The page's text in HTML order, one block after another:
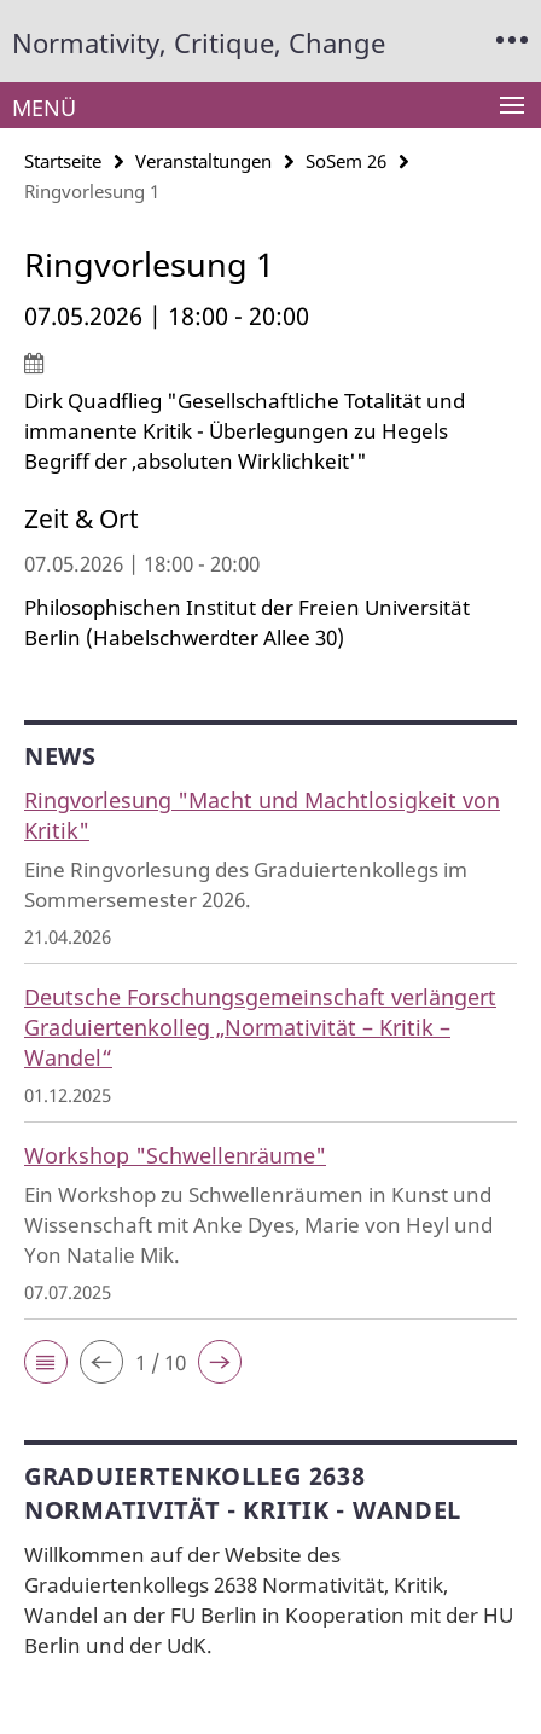
direkt
Inhalt
Normativity, Critique, Change
Service-
Navigation
MENÜ
Startseite Veranstaltungen
SoSem 26
Ringvorlesung 1
Ringvorlesung 1
07.05.2026 | 18:00 - 20:00
Dirk Quadflieg "Gesellschaftliche Totalität und
immanente Kritik - Überlegungen zu Hegels
Begriff der ,absoluten Wirklichkeit'"
Zeit & Ort
07.05.2026 | 18:00 - 20:00
Philosophischen Institut der Freien Universität
Berlin (Habelschwerdter Allee 30)
NEWS
Ringvorlesung "Macht und Machtlosigkeit von
Kritik"
Eine Ringvorlesung des Graduiertenkollegs im
Sommersemester 2026.
21.04.2026
Deutsche Forschungsgemeinschaft verlängert
Graduiertenkolleg „Normativität – Kritik –
Wandel“
01.12.2025
Workshop "Schwellenräume"
Ein Workshop zu Schwellenräumen in Kunst und
Wissenschaft mit Anke Dyes, Marie von Heyl und
Yon Natalie Mik.
07.07.2025
1 / 10
GRADUIERTENKOLLEG 2638
NORMATIVITÄT - KRITIK - WANDEL
Willkommen auf der Website des
Graduiertenkollegs 2638 Normativität, Kritik,
Wandel an der FU Berlin in Kooperation mit der HU
Berlin und der UdK.